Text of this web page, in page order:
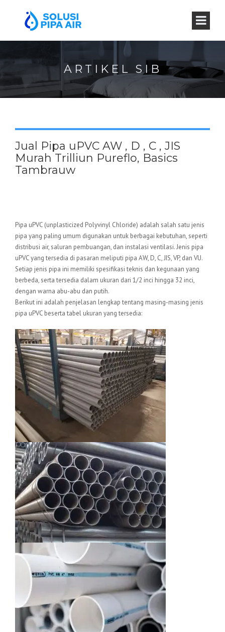
ARTIKEL SIB
Jual Pipa uPVC AW , D , C , JIS
Murah Trilliun Pureflo, Basics
Tambrauw
Pipa uPVC (unplasticized Polyvinyl Chloride) adalah salah satu jenis
pipa yang paling umum digunakan untuk berbagai kebutuhan, seperti
distribusi air, saluran pembuangan, dan instalasi ventilasi. Jenis pipa
uPVC yang tersedia di pasaran meliputi pipa AW, D, C, JIS, VP, dan VU.
Setiap jenis pipa ini memiliki spesifikasi teknis dan kegunaan yang
berbeda, serta tersedia dalam ukuran dari 1/2 inci hingga 32 inci,
dengan warna abu-abu dan putih.
Berikut ini adalah penjelasan lengkap tentang masing-masing jenis
pipa uPVC beserta tabel ukuran yang tersedia: